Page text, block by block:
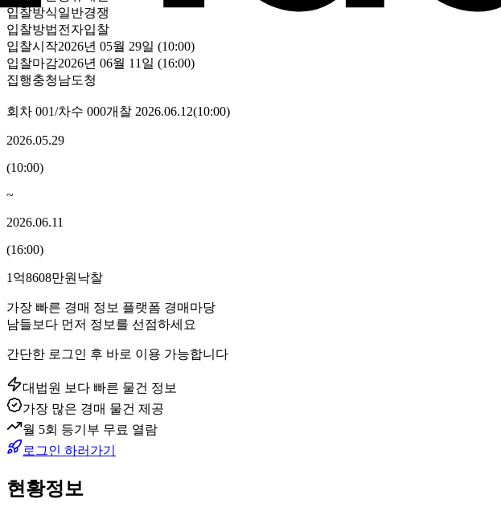
입찰방식일반경쟁
입찰방법전자입찰
입찰시작2026년 05월 29일 (10:00)
입찰마감2026년 06월 11일 (16:00)
집행충청남도청
회차 001/차수 000개찰 2026.06.12(10:00)
2026.05.29
(10:00)
~
2026.06.11
(16:00)
1억8608만원 낙찰
가장 빠른 경매 정보 플랫폼 경매마당
남들보다 먼저 정보를 선점하세요
간단한 로그인 후 바로 이용 가능합니다
대법원 보다 빠른 물건 정보
가장 많은 경매 물건 제공
월 5회 등기부 무료 열람
로그인 하러가기
현황정보